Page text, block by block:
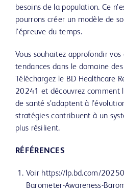
besoins de la population. Ce
pourrons créer un modèle de
l’épreuve du temps.
Vous souhaitez approfondir vos
tendances dans le domaine
Téléchargez le BD Healthcare
20241 et découvrez comment
de santé s’adaptent à
stratégies contribuent à un
plus résilient.
RÉFÉRENCES
Voir https://lp.bd.com/
Barometer-Awareness-